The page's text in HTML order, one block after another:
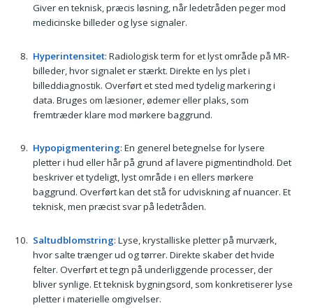
Giver en teknisk, præcis løsning, når ledetråden peger mod
medicinske billeder og lyse signaler.
Hyperintensitet: Radiologisk term for et lyst område på MR-
billeder, hvor signalet er stærkt. Direkte en lys plet i
billeddiagnostik. Overført et sted med tydelig markering i
data. Bruges om læsioner, ødemer eller plaks, som
fremtræder klare mod mørkere baggrund.
Hypopigmentering: En generel betegnelse for lysere
pletter i hud eller hår på grund af lavere pigmentindhold. Det
beskriver et tydeligt, lyst område i en ellers mørkere
baggrund. Overført kan det stå for udviskning af nuancer. Et
teknisk, men præcist svar på ledetråden.
Saltudblomstring: Lyse, krystalliske pletter på murværk,
hvor salte trænger ud og tørrer. Direkte skaber det hvide
felter. Overført et tegn på underliggende processer, der
bliver synlige. Et teknisk bygningsord, som konkretiserer lyse
pletter i materielle omgivelser.